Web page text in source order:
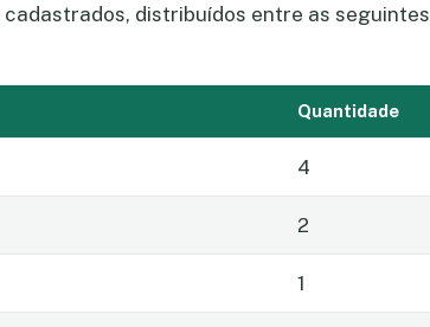
distribuídos entre as seguintes
Quantidade
4
2
1